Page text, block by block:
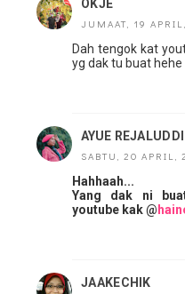
OKJE
JUMAAT, 19
Dah tengok kat
yg dak tu buat hehe
AYUE
SABTU, 20 APRIL,
Hahhaah...
Yang dak ni
youtube kak @
JAAKECHIK